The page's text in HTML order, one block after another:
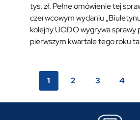
tys. zł. Pełne omówienie tej
czerwcowym wydaniu
kolejny UODO wygrywa sprawy
pierwszym kwartale tego roku
1 2 3 4